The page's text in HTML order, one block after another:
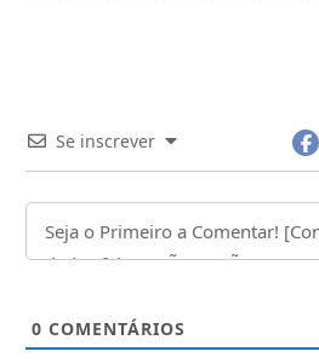
Se inscrever
0 COMENTÁRIOS